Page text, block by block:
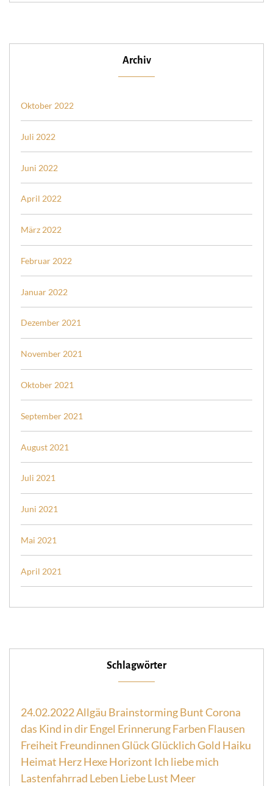
Archiv
Oktober 2022
Juli 2022
Juni 2022
April 2022
März 2022
Februar 2022
Januar 2022
Dezember 2021
November 2021
Oktober 2021
September 2021
August 2021
Juli 2021
Juni 2021
Mai 2021
April 2021
Schlagwörter
24.02.2022Allgäu BrainstormingBuntCorona
das Kind in dirEngel ErinnerungFarben Flausen
Freiheit FreundinnenGlückGlücklichGold Haiku
Heimat HerzHexeHorizont Ich liebe mich
Lastenfahrrad Leben LiebeLust Meer